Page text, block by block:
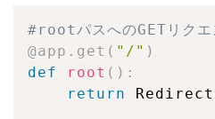
#rootパスへのGETリク
@app . get ( "/" )
def
root ( ) :
return